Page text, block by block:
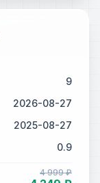
9
2026-08-27
2025-08-27
0.9
4 999 ₽